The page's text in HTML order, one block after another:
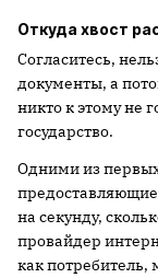
Откуда хвост
Согласитесь,
документы, а
никто к этому не
государство.
Одними из
на секунду,
провайдер
как потребитель,